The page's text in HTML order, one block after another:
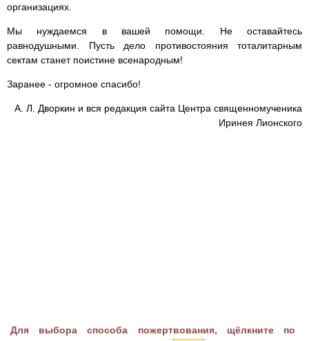
организациях.
Мы нуждаемся в вашей помощи. Не оставайтесь
равнодушными. Пусть дело противостояния тоталитарным
сектам станет поистине всенародным!
Заранее - огромное спасибо!
А. Л. Дворкин и вся редакция сайта Центра священномученика
Иринея Лионского
Для выбора способа пожертвования, щёлкните по